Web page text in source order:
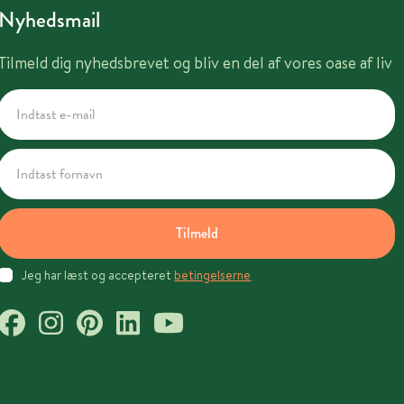
dig nyhedsbrevet og bliv en del af vores oase af liv
Tilmeld
Jeg har læst og accepteret betingelserne